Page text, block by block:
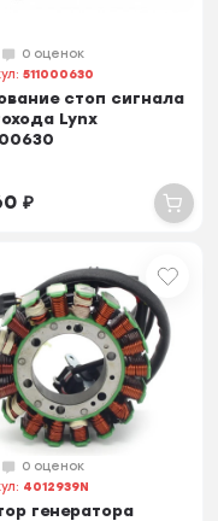
0 оценок
511000630
стоп сигнала
Lynx
₽
0 оценок
4012939N
генератора